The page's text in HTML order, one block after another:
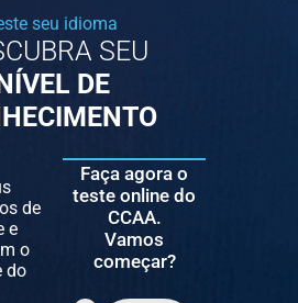
seu idioma
SEU
DE
de
e
o
do
Faça agora o
teste online do
CCAA.
Vamos
começar?